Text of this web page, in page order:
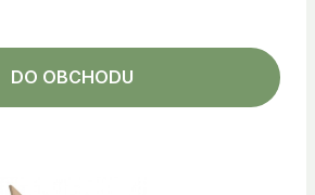
DO OBCHODU